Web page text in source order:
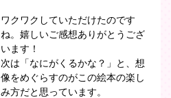
ワクワクしていただけたのです
ね。嬉しいご感想ありがとうござ
います！
次は「なにがくるかな？」と、想
像をめぐらすのがこの絵本の楽し
み方だと思っています。